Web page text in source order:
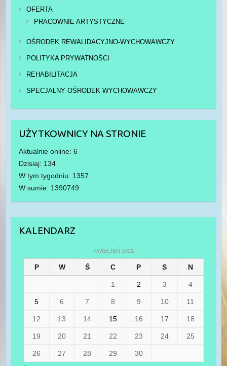
OFERTA
PRACOWNIE ARTYSTYCZNE
OŚRODEK REWALIDACYJNO-WYCHOWAWCZY
POLITYKA PRYWATNOŚCI
REHABILITACJA
SPECJALNY OŚRODEK WYCHOWAWCZY
UŻYTKOWNICY NA STRONIE
Aktualnie online: 6
Dzisiaj: 134
W tym tygodniu: 1357
W sumie: 1390749
KALENDARZ
KWIECIEŃ 2021
P W Ś C P S N
1 2 3 4
5 6 7 8 9 10 11
12 13 14 15 16 17 18
19 20 21 22 23 24 25
26 27 28 29
30